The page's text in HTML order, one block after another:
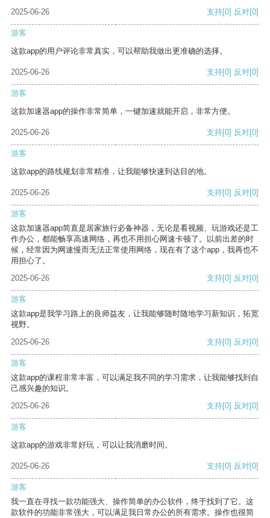
2025-06-26
支持[0] 反对[0]
游客
这款app的用户评论非常真实，可以帮助我做出更准确的选择。
2025-06-26 支持[0] 反对[0]
游客
这款加速器app的操作非常简单，一键加速就能开启，非常方便。
2025-06-26 支持[0] 反对[0]
游客
这款app的路线规划非常精准，让我能够快速到达目的地。
2025-06-26 支持[0] 反对[0]
游客
这款加速器app简直是居家旅行必备神器，无论是看视频、玩游戏还是工
作办公，都能畅享高速网络，再也不用担心网速卡顿了。以前出差的时
候，经常因为网速慢而无法正常使用网络，现在有了这个app，我再也不
用担心了。
2025-06-26
支持[0] 反对[0]
游客
这款app是我学习路上的良师益友，让我能够随时随地学习新知识，拓宽
视野。
2025-06-26
支持[0] 反对[0]
游客
这款app的课程非常丰富，可以满足我不同的学习需求，让我能够找到自
己感兴趣的知识。
2025-06-26
支持[0] 反对[0]
游客
这款app的游戏非常好玩，可以让我消磨时间。
2025-06-26 支持[0] 反对[0]
游客
我一直在寻找一款功能强大、操作简单的办公软件，终于找到了它。这
款软件的功能非常强大，可以满足我日常办公的所有需求。操作也很简